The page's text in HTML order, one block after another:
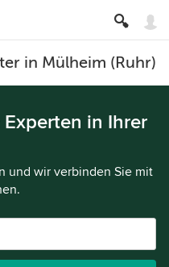
in Mülheim (Ruhr)
in Ihrer
und wir verbinden Sie mit